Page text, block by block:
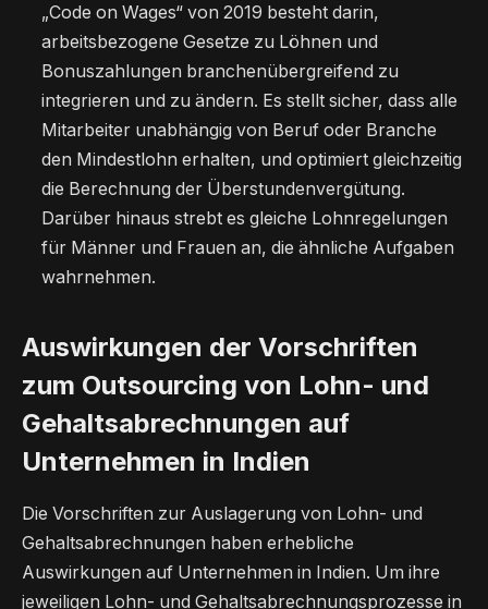
„Code on Wages“ von 2019 besteht darin,
arbeitsbezogene Gesetze zu Löhnen und
Bonuszahlungen branchenübergreifend zu
integrieren und zu ändern. Es stellt sicher, dass alle
Mitarbeiter unabhängig von Beruf oder Branche
den Mindestlohn erhalten, und optimiert gleichzeitig
die Berechnung der Überstundenvergütung.
Darüber hinaus strebt es gleiche Lohnregelungen
für Männer und Frauen an, die ähnliche Aufgaben
wahrnehmen.
Auswirkungen der Vorschriften
zum Outsourcing von Lohn- und
Gehaltsabrechnungen auf
Unternehmen in Indien
Die Vorschriften zur Auslagerung von Lohn- und
Gehaltsabrechnungen haben erhebliche
Auswirkungen auf Unternehmen in Indien. Um ihre
jeweiligen Lohn- und Gehaltsabrechnungsprozesse in